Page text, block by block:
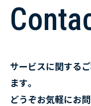
サービスに関する
ます。
どうぞお気軽にお